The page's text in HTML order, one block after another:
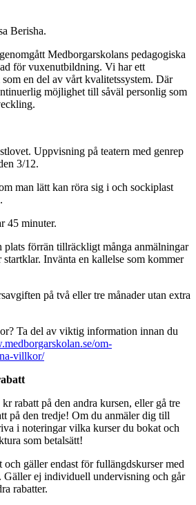
Berisha.
Medborgarskolans pedagogiska
för vuxenutbildning. Vi har ett
en del av vårt kvalitetssystem. Där
möjlighet till såväl personlig som
Uppvisning på teatern med genrep
3/12.
man lätt kan röra sig i och sockiplast
45 minuter.
plats förrän tillräckligt många anmälningar
Invänta en kallelse som kommer
på två eller tre månader utan extra
Ta del av viktig information innan du
om-
villkor/
rabatt på den andra kursen, eller gå tre
på den tredje! Om du anmäler dig till
i noteringar vilka kurser du bokat och
som betalsätt!
gäller endast för fullängdskurser med
ej individuell undervisning och går
rabatter.